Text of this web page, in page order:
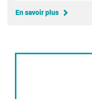
En savoir plus